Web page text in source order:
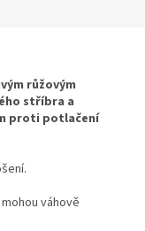
růžovým
stříbra a
proti potlačení
váhově